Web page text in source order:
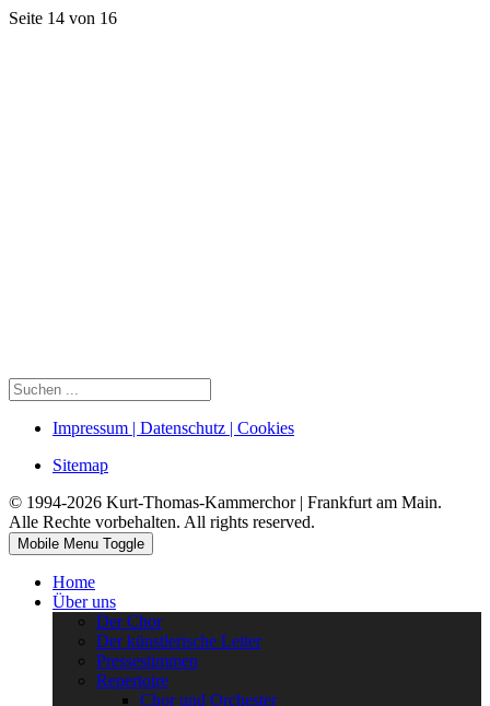
Seite 14 von 16
Impressum | Datenschutz | Cookies
Sitemap
© 1994-2026 Kurt-Thomas-Kammerchor | Frankfurt am Main.
Alle Rechte vorbehalten. All rights reserved.
Mobile Menu Toggle
Home
Über uns
Der Chor
Der künstlerische Leiter
Pressestimmen
Repertoire
Chor und Orchester